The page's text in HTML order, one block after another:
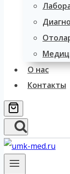
О нас
Контакты